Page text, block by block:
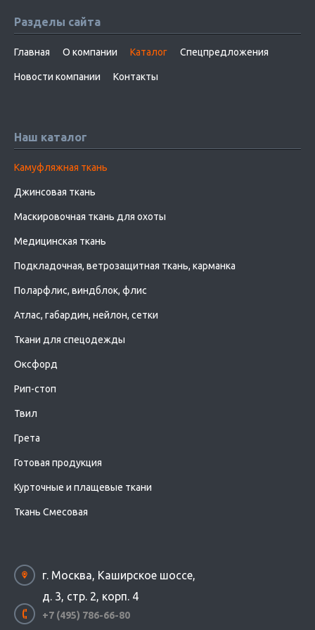
Разделы сайта
Главная О компании Каталог Спецпредложения
Новости компании Контакты
Наш каталог
Камуфляжная ткань
Джинсовая ткань
Маскировочная ткань для охоты
Медицинская ткань
Подкладочная, ветрозащитная ткань, карманка
Поларфлис, виндблок, флис
Атлас, габардин, нейлон, сетки
Ткани для спецодежды
Оксфорд
Рип-стоп
Твил
Грета
Готовая продукция
Курточные и плащевые ткани
Ткань Смесовая
г. Москва, Каширское шоссе,
д. 3, стр. 2, корп. 4
+7 (495) 786-66-80